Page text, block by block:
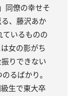
同僚の幸せそ
、藤沢あか
いるものの
女の影がち
りできない
るばかり。
生で東大卒